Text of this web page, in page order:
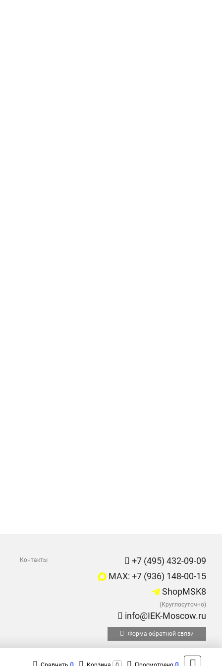
Контакты
+7 (495) 432-09-09
MAX: +7 (936) 148-00-15
ShopMSK8
(Круглосуточно)
info@IEK-Moscow.ru
Форма обратной связи
0 0